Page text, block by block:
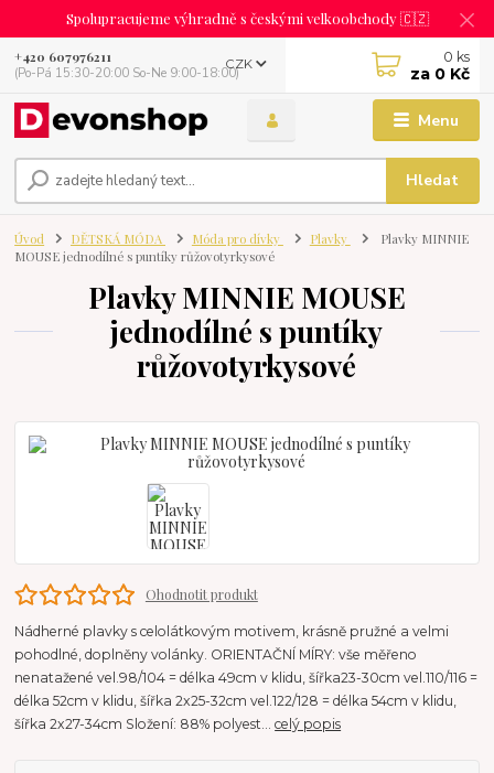
Spolupracujeme výhradně s českými velkoobchody 🇨🇿
Menu
CZK
Hledat
+420 607976211
(Po-Pá 15:30-20:00 So-Ne 9:00-18:00)
0 ks
za 0 Kč
Úvod DĚTSKÁ MÓDA Móda pro dívky Plavky
Plavky MINNIE
MOUSE jednodílné s puntíky růžovotyrkysové
Plavky MINNIE MOUSE
jednodílné s puntíky
růžovotyrkysové
Ohodnotit produkt
Nádherné plavky s celolátkovým motivem, krásně pružné a velmi
pohodlné, doplněny volánky. ORIENTAČNÍ MÍRY: vše měřeno
nenatažené vel.98/104 = délka 49cm v klidu, šířka23-30cm vel.110/116 =
délka 52cm v klidu, šířka 2x25-32cm vel.122/128 = délka 54cm v klidu,
šířka 2x27-34cm Složení: 88% polyest...celý popis